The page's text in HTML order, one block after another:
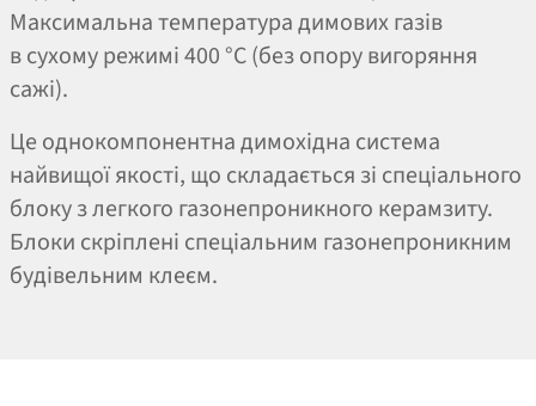
Максимальна температура димових газів
в сухому режимі 400 °C (без опору вигоряння
сажі).
Це однокомпонентна димохідна система
найвищої якості, що складається зі спеціального
блоку з легкого газонепроникного керамзиту.
Блоки скріплені спеціальним газонепроникним
будівельним клеєм.